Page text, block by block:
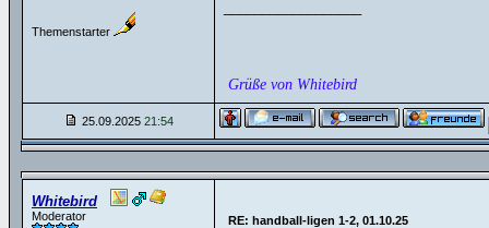
Themenstarter
Grüße von Whitebird
25.09.2025 21:54
Whitebird
Moderator RE: handball-ligen 1-2, 01.10.25